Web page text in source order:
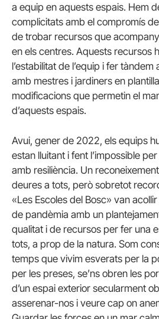
a equip en aquests espais. Hem
complicitats amb el compromís
de trobar recursos que
en els centres. Aquests recursos
l’estabilitat de l’equip i fer
amb mestres i jardiners en
modificacions que permetin el
d’aquests espais.
Avui, gener de 2022, els equips
estan lluitant i fent l’impossible
amb resiliència. Un
deures a tots, però sobretot
«Les Escoles del Bosc» van
de pandèmia amb un
qualitat i de recursos per fer una
tots, a prop de la natura. Som
temps que vivim esverats per la
per les preses, se’ns obren les
d’un espai exterior secularment
asserenar-nos i veure cap on